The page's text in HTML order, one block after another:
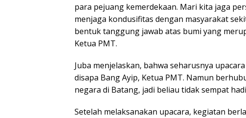
para pejuang kemerdekaan. Mari kita jaga
menjaga kondusifitas dengan masyarakat
bentuk tanggung jawab atas bumi yang
Ketua PMT.
Juba menjelaskan, bahwa seharusnya
disapa Bang Ayip, Ketua PMT. Namun
negara di Batang, jadi beliau tidak sempat
Setelah melaksanakan upacara, kegiatan